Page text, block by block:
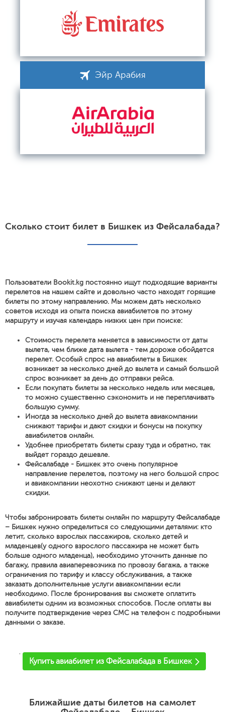
Эйр Арабия
Сколько стоит билет в Бишкек из Фейсалабада?
Пользователи Bookit.kg постоянно ищут подходящие варианты
перелетов на нашем сайте и довольно часто находят горящие
билеты по этому направлению. Мы можем дать несколько
советов исходя из опыта поиска авиабилетов по этому
маршруту и изучая календарь низких цен при поиске:
Стоимость перелета меняется в зависимости от даты
вылета, чем ближе дата вылета - тем дороже обойдется
перелет. Особый спрос на авиабилеты в Бишкек
возникает за несколько дней до вылета и самый большой
спрос возникает за день до отправки рейса.
Если покупать билеты за несколько недель или месяцев,
то можно существенно сэкономить и не переплачивать
большую сумму.
Иногда за несколько дней до вылета авиакомпании
снижают тарифы и дают скидки и бонусы на покупку
авиабилетов онлайн.
Удобнее приобретать билеты сразу туда и обратно, так
выйдет гораздо дешевле.
Фейсалабаде - Бишкек это очень популярное
направление перелетов, поэтому на него большой спрос
и авиакомпании неохотно снижают цены и делают
скидки.
Чтобы забронировать билеты онлайн по маршруту Фейсалабаде
– Бишкек нужно определиться со следующими деталями: кто
летит, сколько взрослых пассажиров, сколько детей и
младенцев(у одного взрослого пассажира не может быть
больше одного младенца), необходимо уточнить данные по
багажу, правила авиаперевозчика по провозу багажа, а также
ограничения по тарифу и классу обслуживания, а также
заказать дополнительные услуги авиакомпании если
необходимо. После бронирования вы сможете оплатить
авиабилеты одним из возможных способов. После оплаты вы
получите подтверждение через СМС на телефон с подробными
данными о заказе.
'
Купить авиабилет из Фейсалабада в Бишкек
Ближайшие даты билетов на самолет